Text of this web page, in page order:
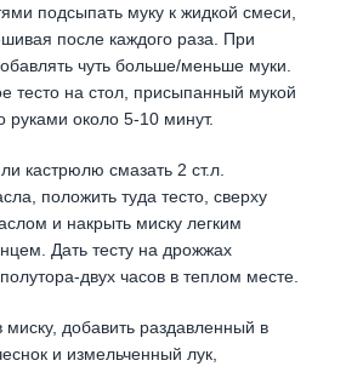
подсыпать муку к жидкой смеси,
после каждого раза. При
чуть больше/меньше муки.
тесто на стол, присыпанный мукой
руками около 5-10 минут.
кастрюлю смазать 2 ст.л.
положить туда тесто, сверху
и накрыть миску легким
Дать тесту на дрожжах
двух часов в теплом месте.
добавить раздавленный в
и измельченный лук,